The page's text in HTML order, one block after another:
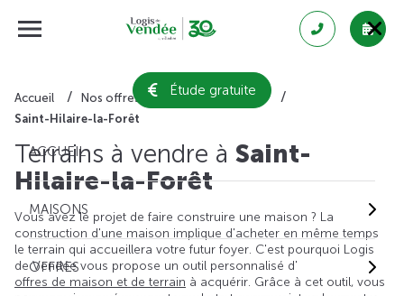
Étude gratuite
ACCUEIL
MAISONS
OFFRES
Accueil Nos offres de terrain
Vendée
Saint-Hilaire-la-Forêt
Terrains à vendre à Saint-
Hilaire-la-Forêt
Vous avez le projet de faire construire une maison ? La
construction d'une maison implique d'acheter en même temps
le terrain qui accueillera votre futur foyer. C'est pourquoi Logis
de Vendée vous propose un outil personnalisé d'
offres de maison et de terrain à acquérir. Grâce à cet outil, vous